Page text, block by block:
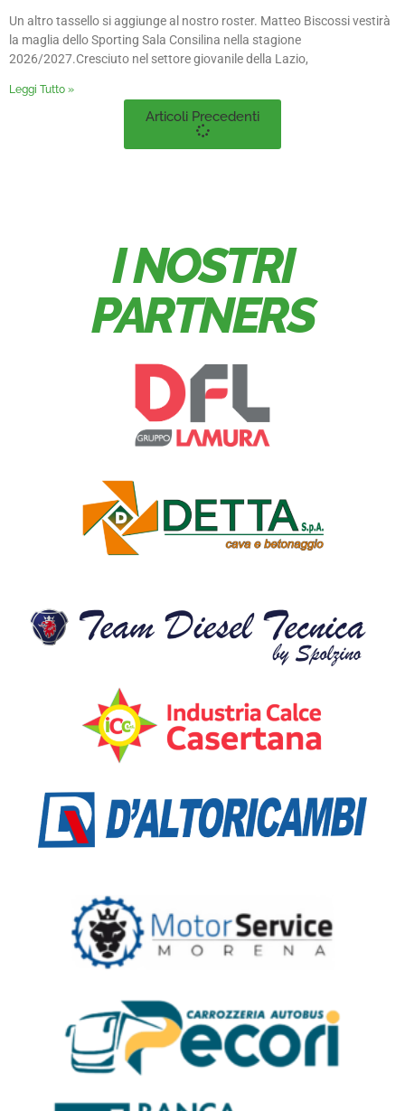
Un altro tassello si aggiunge al nostro roster. Matteo Biscossi vestirà
la maglia dello Sporting Sala Consilina nella stagione
2026/2027.Cresciuto nel settore giovanile della Lazio,
Leggi Tutto »
Articoli Precedenti
I NOSTRI
PARTNERS